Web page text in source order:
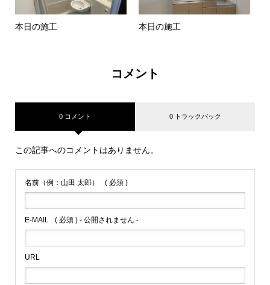
本日の施工 本日の施工
コメント
0 コメント 0 トラックバック
この記事へのコメントはありません。
名前（例：山田 太郎） ( 必須 )
E-MAIL ( 必須 ) - 公開されません -
URL